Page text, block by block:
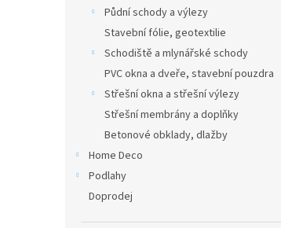
Půdní schody a výlezy
Stavební fólie, geotextilie
Schodiště a mlynářské schody
PVC okna a dveře, stavební pouzdra
Střešní okna a střešní výlezy
Střešní membrány a doplňky
Betonové obklady, dlažby
Home Deco
Podlahy
Doprodej